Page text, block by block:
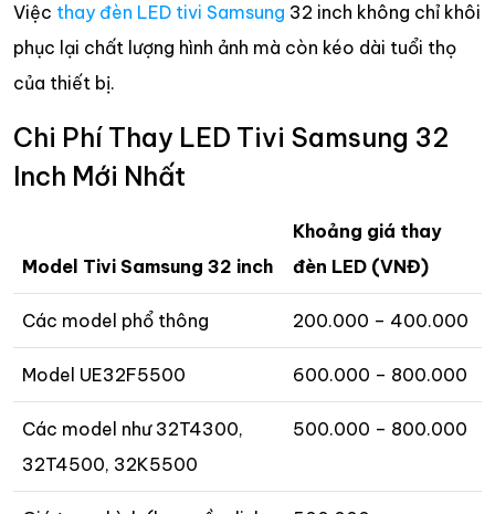
Việc thay đèn LED tivi Samsung 32 inch không chỉ khôi
phục lại chất lượng hình ảnh mà còn kéo dài tuổi thọ
của thiết bị.
Chi Phí Thay LED Tivi Samsung 32
Inch Mới Nhất
Model Tivi Samsung 32 inch
Khoảng giá thay
đèn LED (VNĐ)
Các model phổ thông 200.000 – 400.000
Model UE32F5500 600.000 – 800.000
Các model như 32T4300,
32T4500, 32K5500
500.000 – 800.000